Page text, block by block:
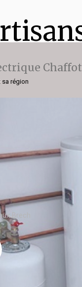
sa région
Brech